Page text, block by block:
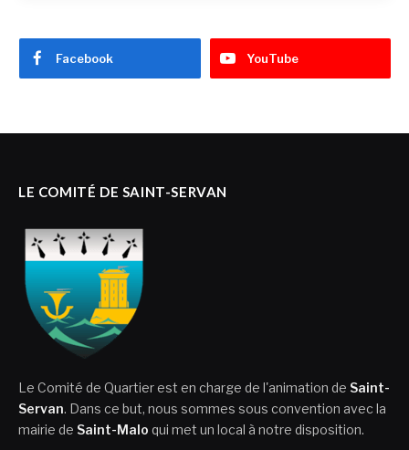
Facebook YouTube
LE COMITÉ DE SAINT-SERVAN
Le Comité de Quartier est en charge de l'animation de Saint-
Servan. Dans ce but, nous sommes sous convention avec la
mairie de Saint-Malo qui met un local à notre disposition.